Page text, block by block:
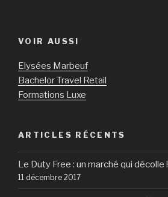
VOIR AUSSI
Elysées Marbeuf
Bachelor Travel Retail
Formations Luxe
ARTICLES RÉCENTS
Le Duty Free : un marché qui décolle !
11 décembre 2017